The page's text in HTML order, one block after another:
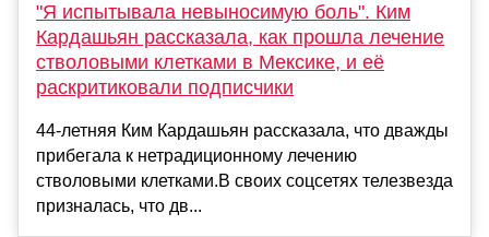
"Я испытывала невыносимую боль". Ким
Кардашьян рассказала, как прошла лечение
стволовыми клетками в Мексике, и её
раскритиковали подписчики
44-летняя Ким Кардашьян рассказала, что дважды
прибегала к нетрадиционному лечению
стволовыми клетками.В своих соцсетях телезвезда
призналась, что дв...